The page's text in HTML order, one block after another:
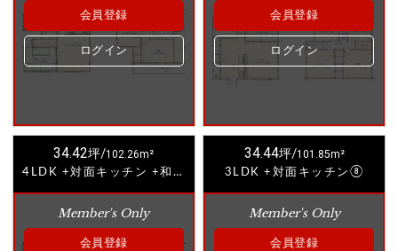
会員登録
ログイン
会員登録
ログイン
34.42坪/102.26m²
4LDK +対面キッチン +和室③
Member's Only
会員登録
34.44坪/101.85m²
3LDK +対面キッチン⑧
Member's Only
会員登録